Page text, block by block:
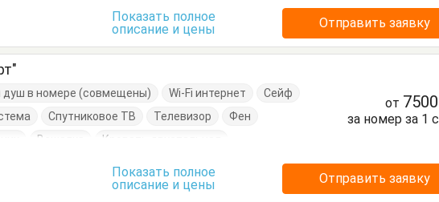
Тумбочки
Показать полное
описание и цены
Отправить заявку
душ в номере (совмещены) Wi-Fi интернет
Сейф
Спутниковое ТВ Телевизор
Фен
Вешалка
Кровать двуспальная
Терраса Тумбочки
от 7500
за номер за 1
Показать полное
описание и цены
Отправить заявку